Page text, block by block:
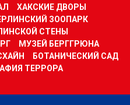
ХАКСКИЕ ДВОРЫ
ЗООПАРК
СТЕНЫ
МУЗЕЙ БЕРГГРЮНА
БОТАНИЧЕСКИЙ САД
ТЕРРОРА